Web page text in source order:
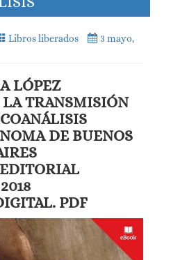
Libros liberados
3 mayo,
LÓPEZ
TRANSMISIÓN
DE BUENOS
EDITORIAL
2018
PDF